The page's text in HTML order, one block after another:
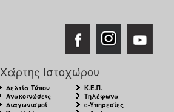
Χάρτης Ιστοχώρου
Δελτία Τύπου
Ανακοινώσεις
Διαγωνισμοί
Κ.Ε.Π.
Τηλέφωνα
e-Υπηρεσίες